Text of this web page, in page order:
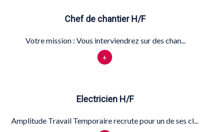
Chef de chantier H/F
Votre mission : Vous interviendrez sur des chan...
+
Electricien H/F
Amplitude Travail Temporaire recrute pour un de ses cl...